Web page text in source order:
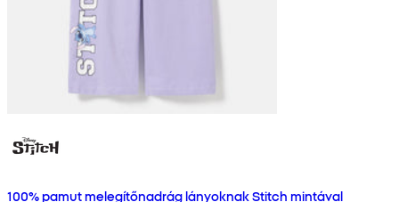
100% pamut melegítőnadrág lányoknak Stitch mintával